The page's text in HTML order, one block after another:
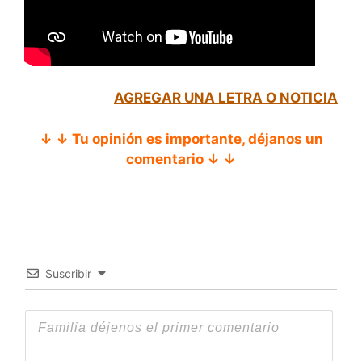
AGREGAR UNA LETRA O NOTICIA
↓ ↓ Tu opinión es importante, déjanos un
comentario ↓ ↓
Suscribir